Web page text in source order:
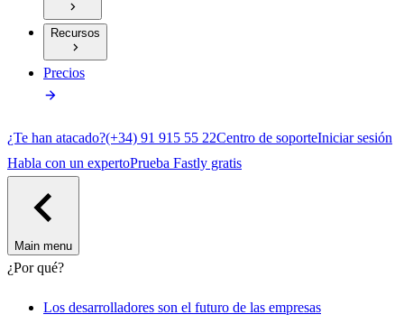
Recursos
Precios
¿Te han atacado?(+34) 91 915 55 22Centro de soporteIniciar sesión
Habla con un expertoPrueba Fastly gratis
Main menu
¿Por qué?
Los desarrolladores son el futuro de las empresas